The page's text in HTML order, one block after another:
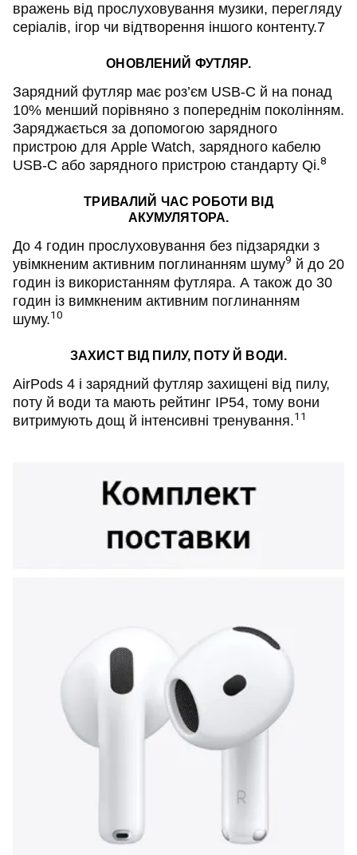
вражень від прослуховування музики, перегляду
серіалів, ігор чи відтворення іншого контенту.7
ОНОВЛЕНИЙ ФУТЛЯР.
Зарядний футляр має роз’єм USB-C й на понад
10% менший порівняно з попереднім поколінням.
Заряджається за допомогою зарядного
пристрою для Apple Watch, зарядного кабелю
USB-C або зарядного пристрою стандарту Qi.8
ТРИВАЛИЙ ЧАС РОБОТИ ВІД
АКУМУЛЯТОРА.
До 4 годин прослуховування без підзарядки з
увімкненим активним поглинанням шуму9 й до 20
годин із використанням футляра. А також до 30
годин із вимкненим активним поглинанням
шуму.10
ЗАХИСТ ВІД ПИЛУ, ПОТУ Й ВОДИ.
AirPods 4 і зарядний футляр захищені від пилу,
поту й води та мають рейтинг IP54, тому вони
витримують дощ й інтенсивні тренування.11